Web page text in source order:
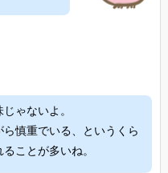
ゃないよ。
慎重でいる、というくら
ことが多いね。